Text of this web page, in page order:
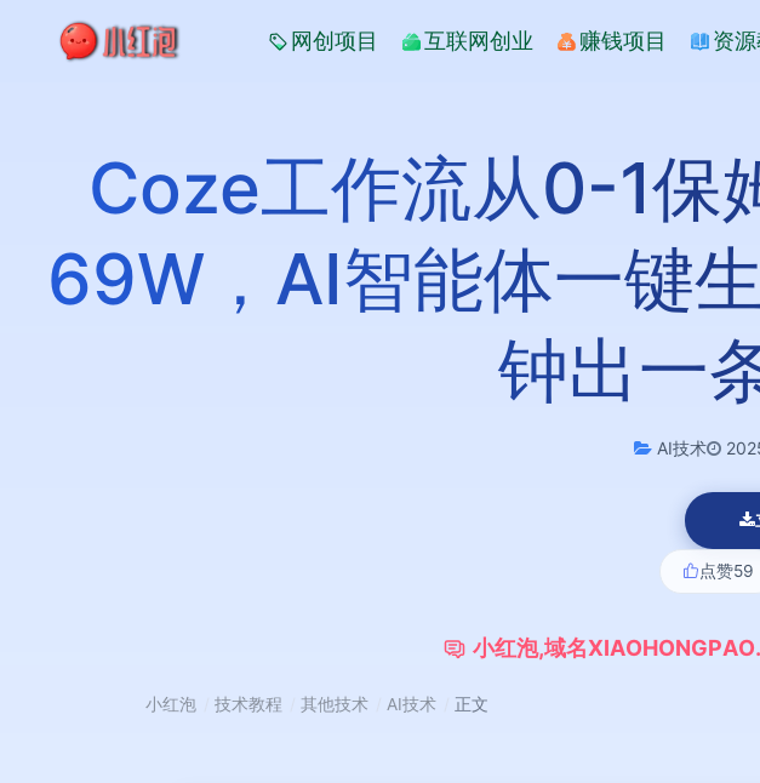
网创项目 互联网创业 赚钱项目 资
Coze工作流从0-1保
69W，AI智能体一键
钟出一
AI技术
点赞59
小红泡,域名XIAOHONGPAO.
小红泡 技术教程 其他技术 AI技术 正文